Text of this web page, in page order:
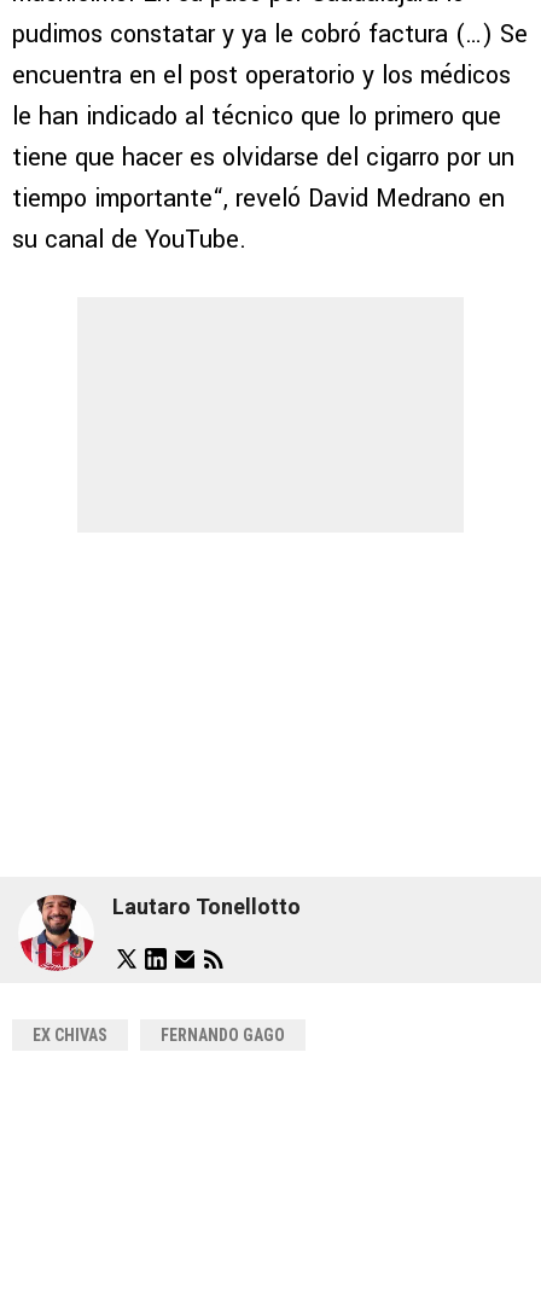
pudimos constatar y ya le cobró factura (…) Se
encuentra en el post operatorio y los médicos
le han indicado al técnico que lo primero que
tiene que hacer es olvidarse del cigarro por un
tiempo importante“, reveló David Medrano en
su canal de YouTube.
Lautaro Tonellotto
EX CHIVAS FERNANDO GAGO